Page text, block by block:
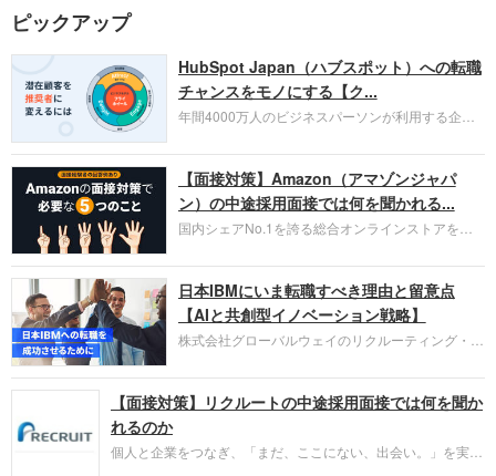
ピックアップ
HubSpot Japan（ハブスポット）への転職
チャンスをモノにする【ク...
年間4000万人のビジネスパーソンが利用する企業
お勧めするイチオシ企業をご紹介します。今回はク
ラウド型CRMプラットフォームを提供する
HubSpot Japan（ハブスポット・ジャパン）株式会
社です。採用面接対策の企業研究にご活用くださ
い。
【面接対策】Amazon（アマゾンジャパ
ン）の中途採用面接では何を聞かれる...
国内シェアNo.1を誇る総合オンラインストアを運
圧倒的な存在感を持つAmazon。中途採用面接では
過去の具体的な業務成果やリーダーシップの発揮、
失敗からの学びが重視され、人間性やカルチャーフ
ィットも評価対象となり、長期的に成長できる仲間
であるかを多角的に審査されます。
日本IBMにいま転職すべき理由と留意点
【AIと共創型イノベーション戦略】
株式会社グローバルウェイのリクルーティング・パ
パーソンが利用する企業口コミサイト「キャリコ
ネ」の転職エージェントがお勧めするイチオシ企業
IBMです。採用面接対策の企業研究にご活用くださ
い。
【面接対策】リクルートの中途採用面接では何を聞か
れるのか
個人と企業をつなぎ、「まだ、ここにない、出会い。」を実現